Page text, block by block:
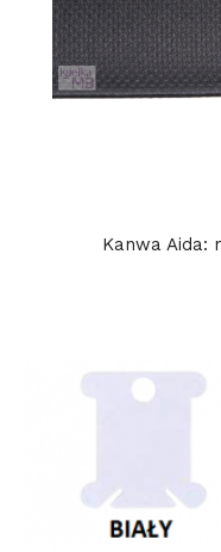
Kanwa Aida: